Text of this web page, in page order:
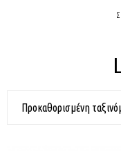
Προκαθορισμένη